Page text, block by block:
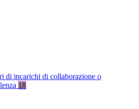
di incarichi di collaborazione o
18